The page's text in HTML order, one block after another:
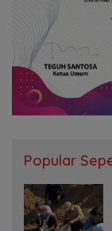
Popular